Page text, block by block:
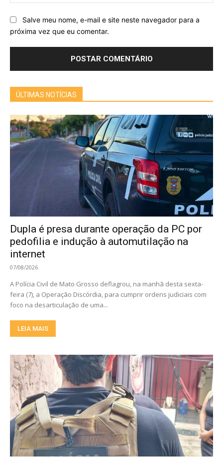
Salve meu nome, e-mail e site neste navegador para a
próxima vez que eu comentar.
ÚLTIMAS NOTÍCIAS
Dupla é presa durante operação da PC por
pedofilia e indução à automutilação na
internet
07/08/2026
A Polícia Civil de Mato Grosso deflagrou, na manhã desta sexta-
feira (7), a Operação Discórdia, para cumprir ordens judiciais com
foco na desarticulação de uma...
LEIA MAIS